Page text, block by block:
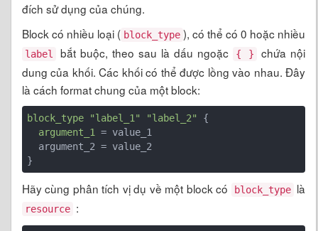
đích sử dụng của chúng.
Block có nhiều loại ( block_type ), có thể có 0 hoặc nhiều
label bắt buộc, theo sau là dấu ngoặc { }
chứa nội
dung của khối. Các khối có thể được lồng vào nhau. Đây
là cách format chung của một block:
block_type "label_1" "label_2"
{
argument_1 = value_1
}
Hãy cùng phân tích vị dụ về một block có block_type là
resource :